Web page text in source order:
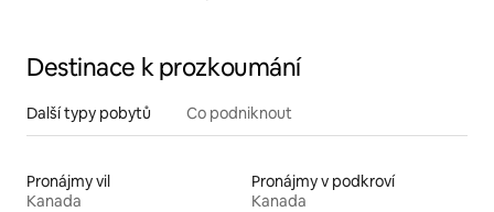
Destinace k prozkoumání
Další typy pobytů Co podniknout
Pronájmy vil
Kanada
Pronájmy v podkroví
Kanada